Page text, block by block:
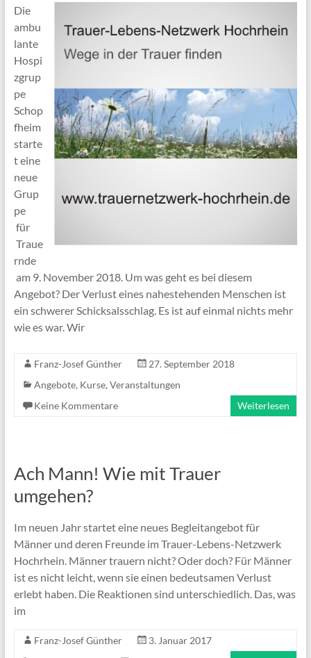
Die
ambu
lante
Hospi
zgrup
pe
Schop
fheim
starte
t eine
neue
Grup
pe
für
Traue
rnde
am 9. November 2018. Um was geht es bei diesem
Angebot? Der Verlust eines nahestehenden Menschen ist
ein schwerer Schicksalsschlag. Es ist auf einmal nichts mehr
wie es war. Wir
Franz-Josef Günther
27. September 2018
Angebote, Kurse, Veranstaltungen
Keine Kommentare
Weiterlesen
Ach Mann! Wie mit Trauer
umgehen?
Im neuen Jahr startet eine neues Begleitangebot für
Männer und deren Freunde im Trauer-Lebens-Netzwerk
Hochrhein. Männer trauern nicht? Oder doch? Für Männer
ist es nicht leicht, wenn sie einen bedeutsamen Verlust
erlebt haben. Die Reaktionen sind unterschiedlich. Das, was
im
Franz-Josef Günther
3. Januar 2017